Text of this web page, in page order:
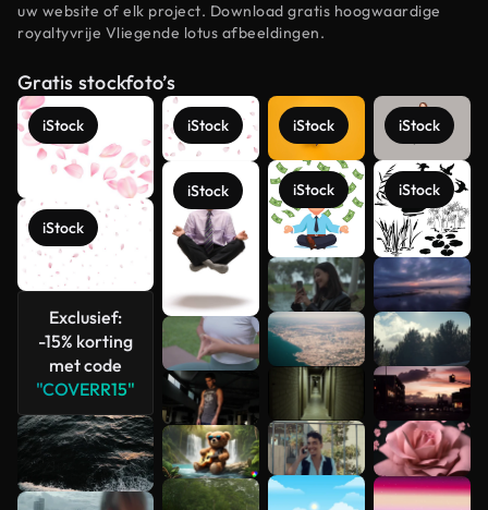
uw website of elk project. Download gratis hoogwaardige
royaltyvrije Vliegende lotus afbeeldingen.
Gratis stockfoto’s
iStock
iStock
Exclusief:
-15% korting
met code
"COVERR15"
iStock
iStock
iStock
iStock
iStock
iStock
Meer
bekijken